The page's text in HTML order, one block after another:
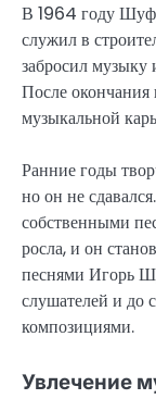
В 1964 году
служил в
забросил музыку
После
музыкальной
Ранние годы
но он не
собственными
росла, и он
песнями Игорь
слушателей и до
композициями.
Увлечение